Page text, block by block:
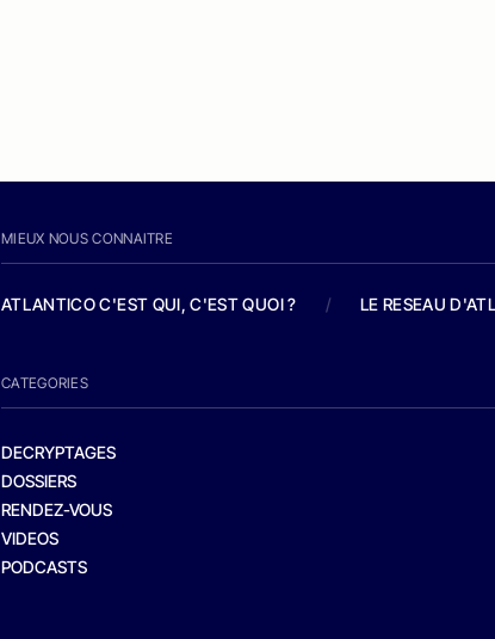
MIEUX NOUS CONNAITRE
ATLANTICO C'EST QUI, C'EST QUOI ? / LE RESEAU
CATEGORIES
DECRYPTAGES
DOSSIERS
RENDEZ-VOUS
VIDEOS
PODCASTS